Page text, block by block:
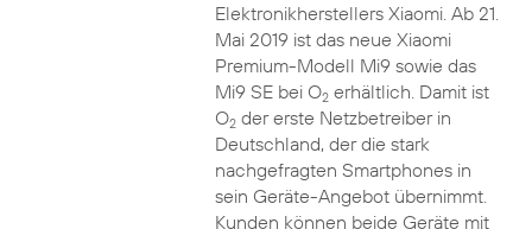
Elektronikherstellers Xiaomi. Ab 21.
Mai 2019 ist das neue Xiaomi
Premium-Modell Mi9 sowie das
Mi9 SE bei O2erhältlich. Damit ist
O2der erste Netzbetreiber in
Deutschland, der die stark
nachgefragten Smartphones in
sein Geräte-Angebot übernimmt.
Kunden können beide Geräte mit